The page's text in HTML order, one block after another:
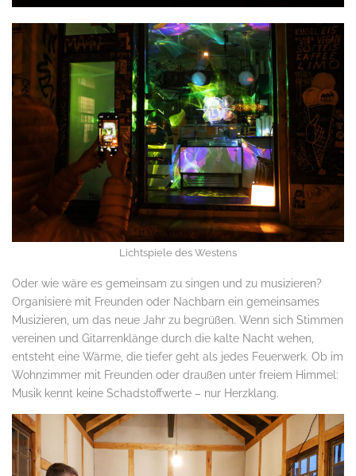
Lichtspiele des Westens
Oder wie wäre es gemeinsam zu singen und zu musizieren?
Organisiere mit Freunden oder Nachbarn ein gemeinsames
Musizieren, um das neue Jahr zu begrüßen. Wenn sich Stimmen
vereinen und Gitarrenklänge durch die kalte Nacht wehen,
entsteht eine Wärme, die tiefer geht als jedes Feuerwerk. Ob im
Wohnzimmer mit Freunden oder draußen unter freiem Himmel:
Musik kennt keine Schadstoffwerte – nur Herzklang.